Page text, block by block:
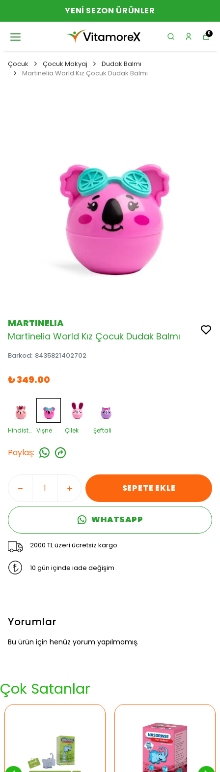
YENI SEZON ÜRÜNLER
0
Çocuk Çocuk Makyaj
Dudak Balmı
Martinelia World Kız Çocuk Dudak Balmı
MARTINELIA
Martinelia World Kız Çocuk Dudak Balmı
Barkod: 8435821402702
₺ 349.00
Hindistan Cevizi Vişne Çilek Şeftali
Paylaş:
SEPETE EKLE
WHATSAPP
2000 TL üzeri ücretsiz kargo
10 gün içinde iade değişim
Yorumlar
Bu ürün için henüz yorum yapılmamış.
Çok Satanlar